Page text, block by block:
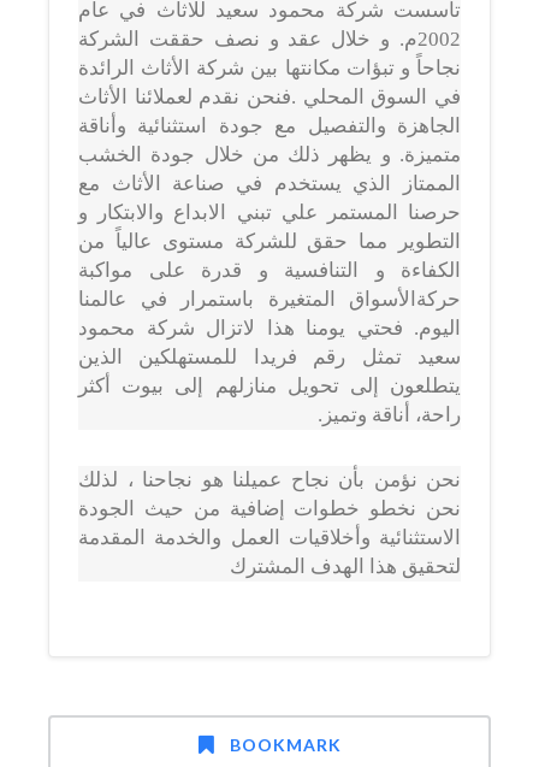
تأسست شركة محمود سعيد للاثاث في عام
2002م. و خلال عقد و نصف حققت الشركة
نجاحاً و تبؤات مكانتها بين شركة الأثاث الرائدة
في السوق المحلي .فنحن نقدم لعملائنا الأثاث
الجاهزة والتفصيل مع جودة استثنائية وأناقة
متميزة. و يظهر ذلك من خلال جودة الخشب
الممتاز الذي يستخدم في صناعة الأثاث مع
حرصنا المستمر علي تبني الابداع والابتكار و
التطوير مما حقق للشركة مستوى عالياً من
الكفاءة و التنافسية و قدرة على مواكبة
حركةالأسواق المتغيرة باستمرار في عالمنا
اليوم. فحتي يومنا هذا لاتزال شركة محمود
سعيد تمثل رقم فريدا للمستهلكين الذين
يتطلعون إلى تحويل منازلهم إلى بيوت أكثر
راحة، أناقة وتميز.
نحن نؤمن بأن نجاح عميلنا هو نجاحنا ، لذلك
نحن نخطو خطوات إضافية من حيث الجودة
الاستثنائية وأخلاقيات العمل والخدمة المقدمة
لتحقيق هذا الهدف المشترك
BOOKMARK